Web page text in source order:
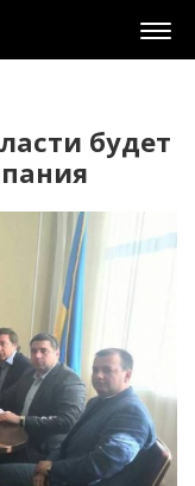
будет